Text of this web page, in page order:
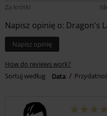
Za krótki
Napisz opinię o: Dragon's
Napisz opinię
How do reviews work?
Sortuj według
Data